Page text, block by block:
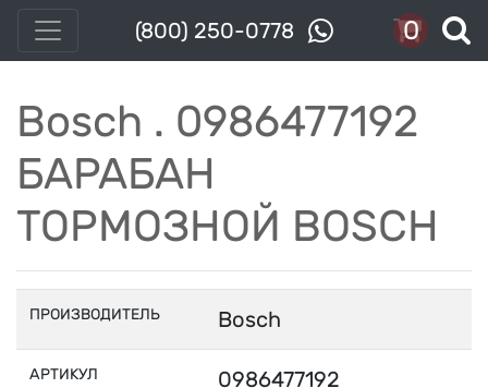
(800) 250-0778 0
Bosch . 0986477192
БАРАБАН
ТОРМОЗНОЙ BOSCH
ПРОИЗВОДИТЕЛЬ Bosch
АРТИКУЛ 0986477192